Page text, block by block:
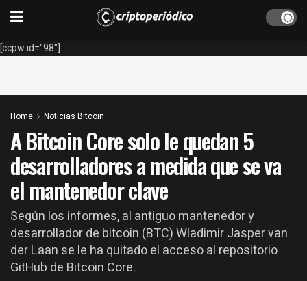
[ccpw id="98"]
Home Noticias Bitcoin
A Bitcoin Core solo le quedan 5
desarrolladores a medida que se va
el mantenedor clave
Según los informes, al antiguo mantenedor y
desarrollador de bitcoin (BTC) Wladimir Jasper van
der Laan se le ha quitado el acceso al repositorio
GitHub de Bitcoin Core.